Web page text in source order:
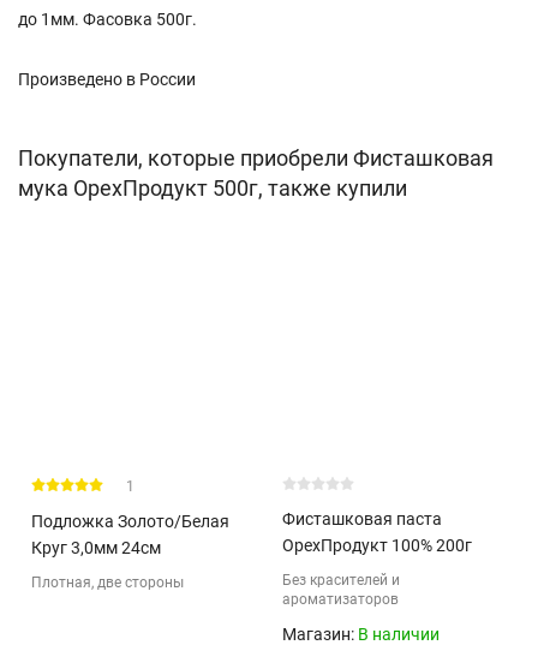
до 1мм. Фасовка 500г.
Произведено в России
Покупатели, которые приобрели Фисташковая
мука ОрехПродукт 500г, также купили
1
Подложка Золото/Белая
Круг 3,0мм 24см
Плотная, две стороны
Фисташковая паста
ОрехПродукт 100% 200г
Без красителей и
ароматизаторов
Магазин: В наличии